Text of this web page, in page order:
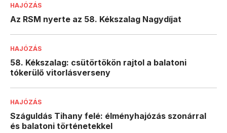
HAJÓZÁS
Az RSM nyerte az 58. Kékszalag Nagydíjat
HAJÓZÁS
58. Kékszalag: csütörtökön rajtol a balatoni
tókerülő vitorlásverseny
HAJÓZÁS
Száguldás Tihany felé: élményhajózás szonárral
és balatoni történetekkel